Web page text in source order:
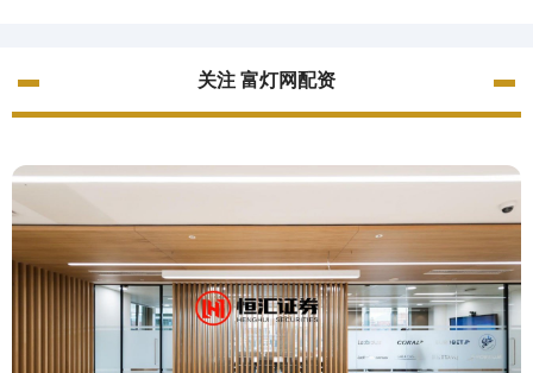
关注 富灯网配资